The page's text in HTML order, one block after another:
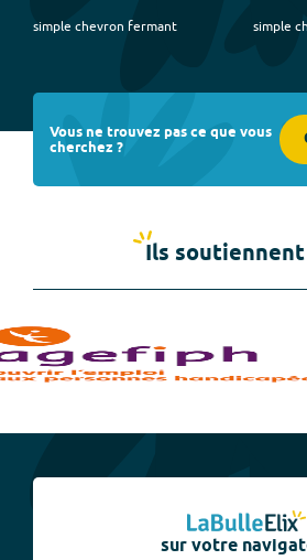
simple chevron fermant simple
Vous ne trouvez pas ce que vous
cherchez ?
Ils
sur votre